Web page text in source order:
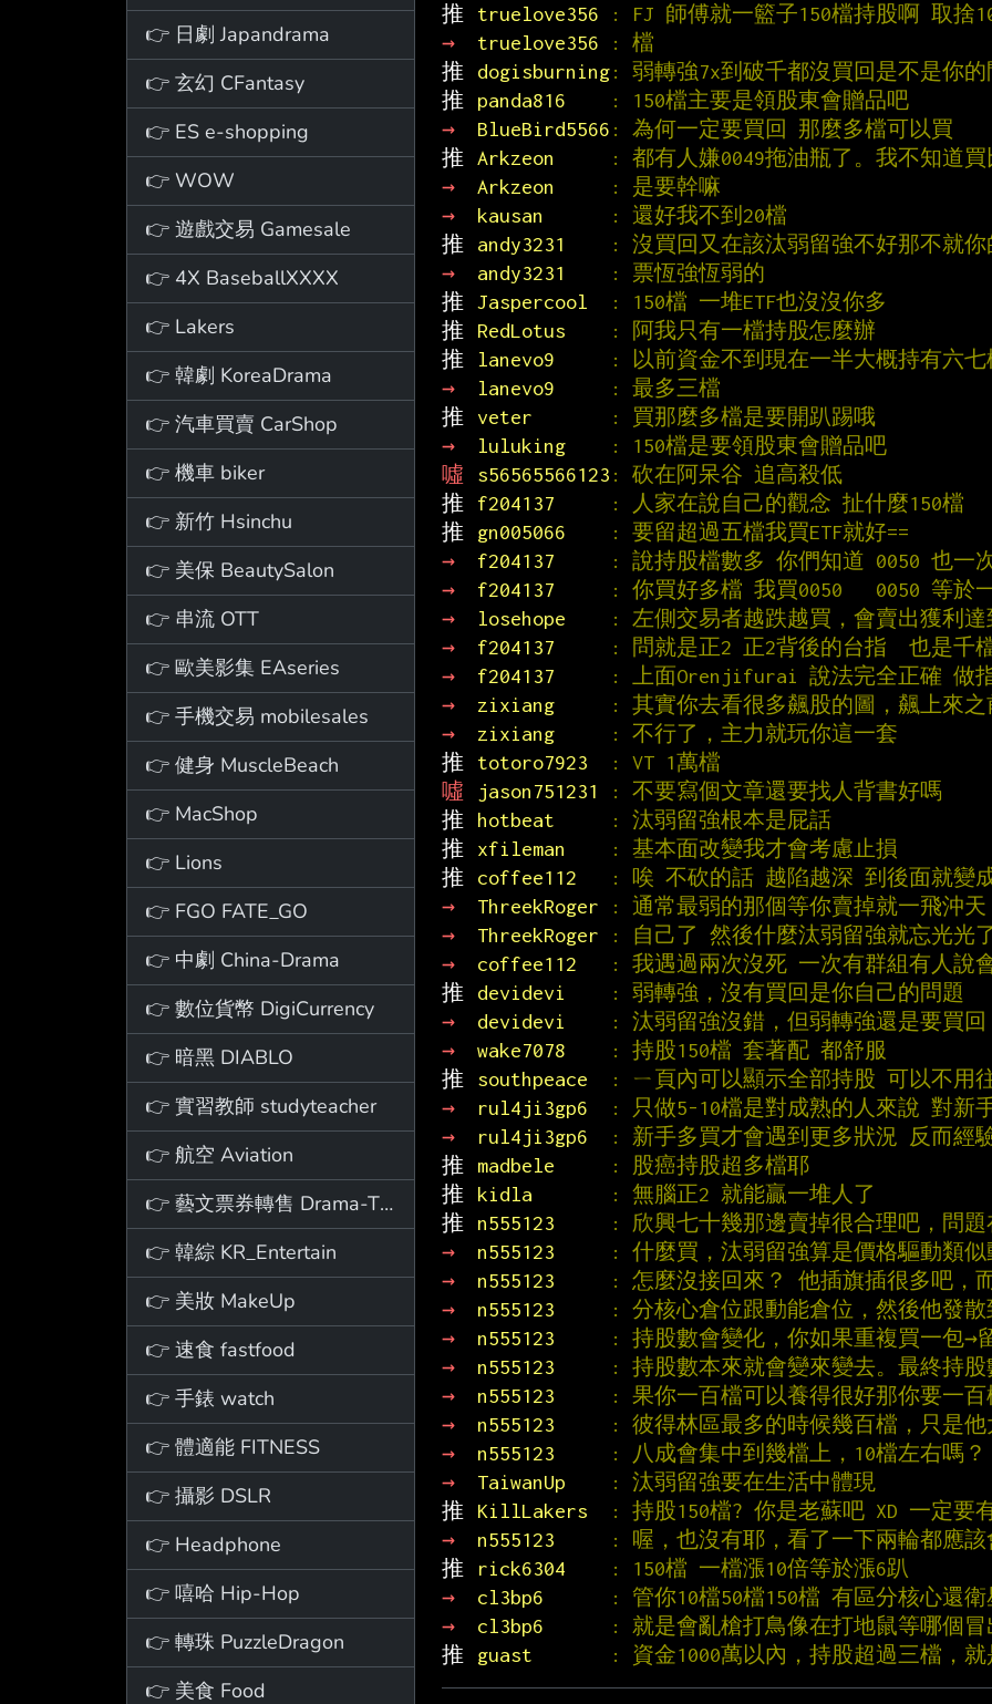
👉 日劇 Japandrama
👉 玄幻 CFantasy
👉 ES e-shopping
👉 WOW
👉 遊戲交易 Gamesale
👉 4X BaseballXXXX
👉 Lakers
👉 韓劇 KoreaDrama
👉 汽車買賣 CarShop
👉 機車 biker
👉 新竹 Hsinchu
👉 美保 BeautySalon
👉 串流 OTT
👉 歐美影集 EAseries
👉 手機交易 mobilesales
👉 健身 MuscleBeach
👉 MacShop
👉 Lions
👉 FGO FATE_GO
👉 中劇 China-Drama
👉 數位貨幣 DigiCurrency
👉 暗黑 DIABLO
👉 實習教師 studyteacher
👉 航空 Aviation
👉 藝文票券轉售 Drama-Ticket
👉 韓綜 KR_Entertain
👉 美妝 MakeUp
👉 速食 fastfood
👉 手錶 watch
👉 體適能 FITNESS
👉 攝影 DSLR
👉 Headphone
👉 嘻哈 Hip-Hop
👉 轉珠 PuzzleDragon
👉 美食 Food
推
truelove356 : FJ 師傅就一籃子150檔持股啊 取捨
→
truelove356 : 檔
推
dogisburning: 弱轉強7x到破千都沒買回是不是你的
推
panda816 : 150檔主要是領股東會贈品吧
→
BlueBird5566 : 為何一定要買回 那麼多檔可以買
推 Arkzeon : 都有人嫌0049拖油瓶了。我不知道買
→
Arkzeon : 是要幹嘛
→
kausan : 還好我不到20檔
推
andy3231 : 沒買回又在該汰弱留強不好那不就你
→
andy3231 : 票恆強恆弱的
推 Jaspercool : 150檔 一堆ETF也沒沒你多
推
RedLotus : 阿我只有一檔持股怎麼辦
推
lanevo9 : 以前資金不到現在一半大概持有六
→
lanevo9 : 最多三檔
推
veter : 買那麼多檔是要開趴踢哦
→
luluking : 150檔是要領股東會贈品吧
噓
s56565566123 : 砍在阿呆谷 追高殺低
推
f204137 : 人家在說自己的觀念 扯什麼150檔
推
gn005066 : 要留超過五檔我買ETF就好==
→
f204137 : 說持股檔數多 你們知道 0050 也一
→
f204137 : 你買好多檔 我買0050   0050 等於一
→
losehope : 左側交易者越跌越買，會賣出獲利達
→
f204137 : 問就是正2 正2背後的台指  也是千
→
f204137 : 上面Orenjifurai 說法完全正確 做
→
zixiang : 其實你去看很多飆股的圖，飆上來之
→
zixiang : 不行了，主力就玩你這一套
推
totoro7923 : VT 1萬檔
噓
jason751231 : 不要寫個文章還要找人背書好嗎
推
hotbeat : 汰弱留強根本是屁話
推
xfileman : 基本面改變我才會考慮止損
推
coffee112 : 唉 不砍的話 越陷越深 到後面就變
→
ThreekRoger : 通常最弱的那個等你賣掉就一飛沖
→
ThreekRoger : 自己了 然後什麼汰弱留強就忘光光
→
coffee112 : 我遇過兩次沒死 一次有群組有人說
推
devidevi : 弱轉強，沒有買回是你自己的問題
→
devidevi : 汰弱留強沒錯，但弱轉強還是要買回
→
wake7078 : 持股150檔 套著配 都舒服
推
southpeace : ㄧ頁內可以顯示全部持股 可以不用
→
rul4ji3gp6 : 只做5-10檔是對成熟的人來說 對新
→
rul4ji3gp6 : 新手多買才會遇到更多狀況 反而經
推
madbele : 股癌持股超多檔耶
推
kidla : 無腦正2 就能贏一堆人了
推
n555123 : 欣興七十幾那邊賣掉很合理吧，問題
→
n555123 : 什麼買，汰弱留強算是價格驅動類似
→
n555123 : 怎麼沒接回來？ 他插旗插很多吧，
→
n555123 : 分核心倉位跟動能倉位，然後他發散
→
n555123 : 持股數會變化，你如果重複買一包→
→
n555123 : 持股數本來就會變來變去。最終持股
→
n555123 : 果你一百檔可以養得很好那你要一百
→
n555123 : 彼得林區最多的時候幾百檔，只是
→
n555123 : 八成會集中到幾檔上，10檔左右嗎？
→
TaiwanUp : 汰弱留強要在生活中體現
推
KillLakers : 持股150檔? 你是老蘇吧 XD 一定要
→
n555123 : 喔，也沒有耶，看了一下兩輪都應該
推
rick6304 : 150檔 一檔漲10倍等於漲6趴
→
cl3bp6 : 管你10檔50檔150檔 有區分核心還
→
cl3bp6 : 就是會亂槍打鳥像在打地鼠等哪個冒
推
guast : 資金1000萬以內，持股超過三檔，